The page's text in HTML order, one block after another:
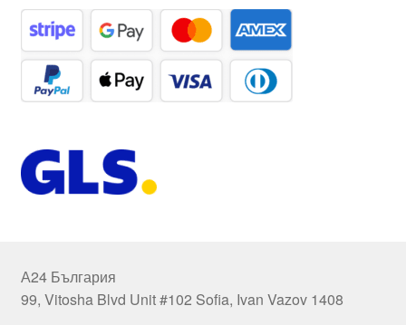
А24 България
99, Vitosha Blvd Unit #102 Sofia, Ivan Vazov 1408